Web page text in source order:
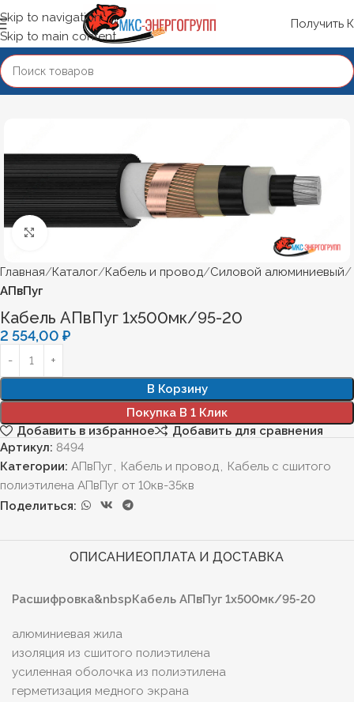
Skip to navigation
Skip to main content
Получить
Главная Каталог Кабель и провод Силовой алюминиевый
АПвПуг
Кабель АПвПуг 1х500мк/95-20
2 554,00 ₽
В Корзину
Покупка В 1 Клик
Добавить в избранное
Добавить для сравнения
Артикул: 8494
Категории: АПвПуг, Кабель и провод, Кабель с сшитого
полиэтилена АПвПуг от 10кв-35кв
Поделиться:
ОПИСАНИЕОПЛАТА И ДОСТАВКА
Расшифровка&nbspКабель АПвПуг 1х500мк/95-20
алюминиевая жила
изоляция из сшитого полиэтилена
усиленная оболочка из полиэтилена
герметизация медного экрана